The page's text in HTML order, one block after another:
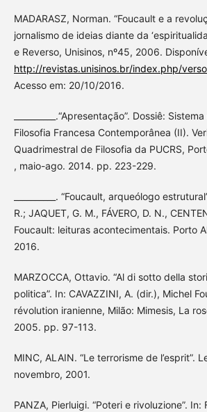
MADARASZ, Norman. “Foucault e a
jornalismo de ideias diante da
e Reverso, Unisinos, nº45, 2006.
http://revistas.unisinos.br/index.php/
Acesso em: 20/10/2016.
__________.“Apresentação”. Dossiê:
Filosofia Francesa Contemporânea (II).
Quadrimestral de Filosofia da PUCRS,
, maio-ago. 2014. pp. 223-229.
__________. “Foucault, arqueólogo
R.; JAQUET, G. M., FÁVERO, D. N.,
Foucault: leituras acontecimentais. Porto
2016.
MARZOCCA, Ottavio. “Al di sotto della
politica”. In: CAVAZZINI, A. (dir.), Michel
révolution iranienne, Milão: Mimesis, La
2005. pp. 97-113.
MINC, ALAIN. “Le terrorisme de l’esprit”.
novembro, 2001.
PANZA, Pierluigi. “Poteri e rivoluzione”. In: